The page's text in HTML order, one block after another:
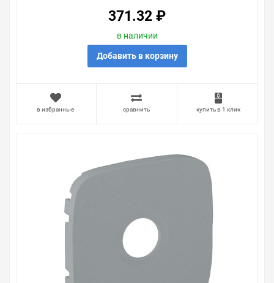
371.32 ₽
в наличии
Добавить в корзину
в избранные сравнить купить в 1 клик